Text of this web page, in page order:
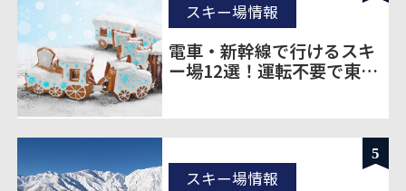
電車・新幹線で行けるスキ
ー場12選！運転不要で東京
スキー場情報
5
スキー場情報